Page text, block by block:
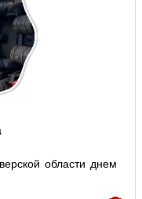
области днем